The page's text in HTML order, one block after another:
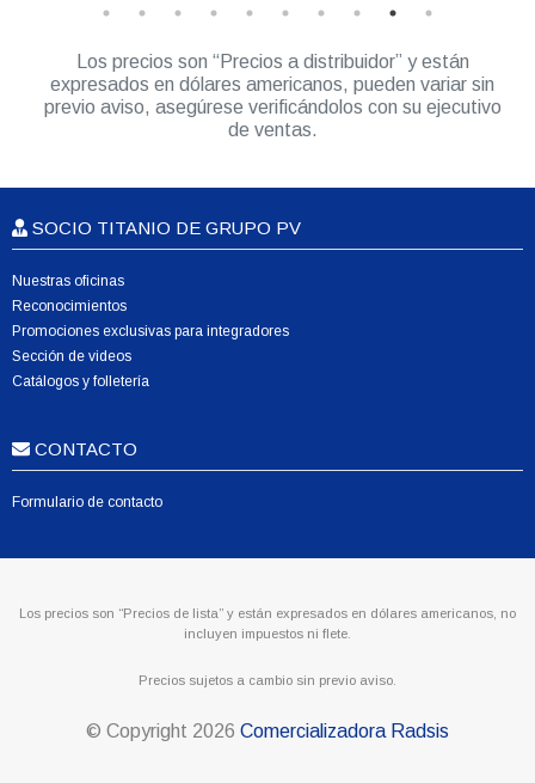
Los precios son “Precios a distribuidor” y están
expresados en dólares americanos, pueden variar sin
previo aviso, asegúrese verificándolos con su ejecutivo
de ventas.
SOCIO TITANIO DE GRUPO PV
Nuestras oficinas
Reconocimientos
Promociones exclusivas para integradores
Sección de videos
Catálogos y folletería
CONTACTO
Formulario de contacto
Los precios son “Precios de lista” y están expresados en dólares americanos, no
incluyen impuestos ni flete.
Precios sujetos a cambio sin previo aviso.
© Copyright 2026 Comercializadora Radsis